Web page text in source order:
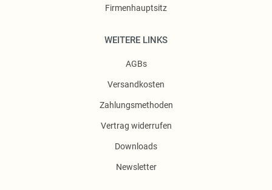
Firmenhauptsitz
WEITERE LINKS
AGBs
Versandkosten
Zahlungsmethoden
Vertrag widerrufen
Downloads
Newsletter